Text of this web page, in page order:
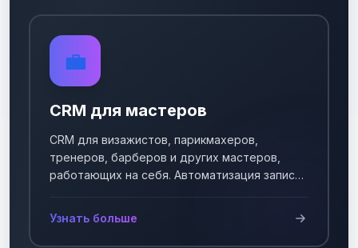
💼
CRM для мастеров
CRM для визажистов, парикмахеров,
тренеров, барберов и других мастеров,
работающих на себя. Автоматизация записи
Узнать больше